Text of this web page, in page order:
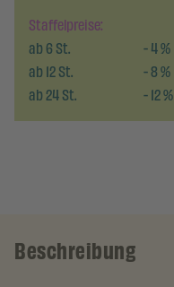
Staffelpreise:
ab6St. -4%
ab12St. -8%
ab24St. -12%
Beschreibung